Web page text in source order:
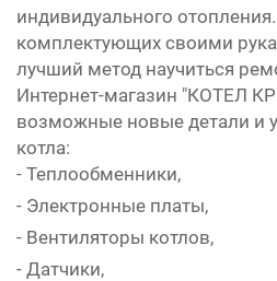
индивидуального
комплектующих своими
лучший метод научиться
Интернет-магазин "КОТЕЛ
возможные новые детали и
котла:
- Теплообменники,
- Электронные платы,
- Вентиляторы котлов,
- Датчики,